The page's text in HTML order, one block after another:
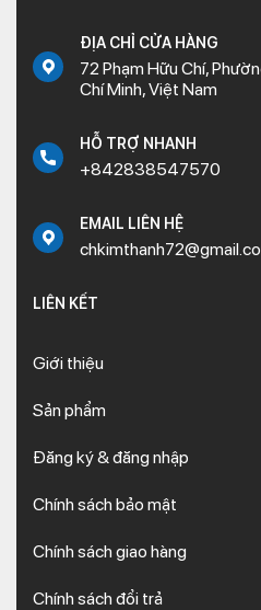
ĐỊA CHỈ CỬA HÀNG
72 Phạm Hữu Chí,
Chí Minh, Việt Nam
HỖ TRỢ NHANH
+842838547570
EMAIL LIÊN HỆ
LIÊN KẾT
Giới thiệu
Sản phẩm
Đăng ký & đăng nhập
Chính sách bảo mật
Chính sách giao hàng
Chính sách đổi trả